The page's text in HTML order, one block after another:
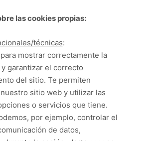
las cookies propias:
técnicas:
mostrar correctamente la
garantizar el correcto
del sitio. Te permiten
sitio web y utilizar las
o servicios que tiene.
por ejemplo, controlar el
de datos,